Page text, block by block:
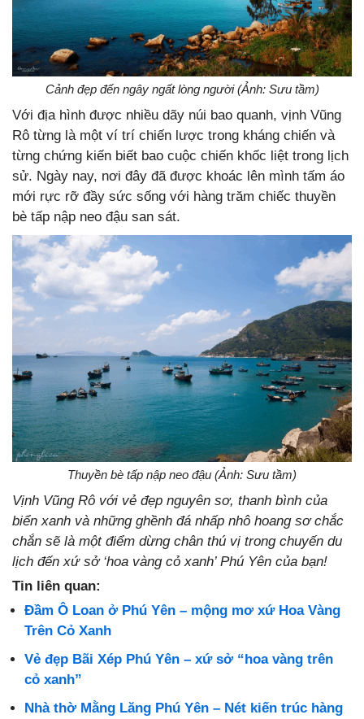
Cảnh đẹp đến ngây ngất lòng người (Ảnh: Sưu tầm)
Với địa hình được nhiều dãy núi bao quanh, vịnh Vũng
Rô từng là một ví trí chiến lược trong kháng chiến và
từng chứng kiến biết bao cuộc chiến khốc liệt trong lịch
sử. Ngày nay, nơi đây đã được khoác lên mình tấm áo
mới rực rỡ đầy sức sống với hàng trăm chiếc thuyền
bè tấp nập neo đậu san sát.
Thuyền bè tấp nập neo đậu (Ảnh: Sưu tầm)
Vịnh Vũng Rô với vẻ đẹp nguyên sơ, thanh bình của
biển xanh và những ghềnh đá nhấp nhô hoang sơ chắc
chắn sẽ là một điểm dừng chân thú vị trong chuyến du
lịch đến xứ sở ‘hoa vàng cỏ xanh’ Phú Yên của bạn!
Tin liên quan:
Đầm Ô Loan ở Phú Yên – mộng mơ xứ Hoa Vàng
Trên Cỏ Xanh
Vẻ đẹp Bãi Xép Phú Yên – xứ sở “hoa vàng trên
cỏ xanh”
Nhà thờ Mằng Lăng Phú Yên – Nét kiến trúc hàng